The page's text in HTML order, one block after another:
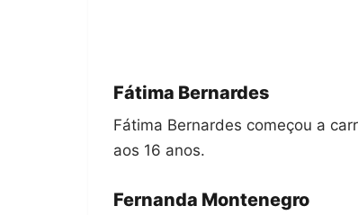
Fátima Bernardes
Fátima Bernardes começou a
aos 16 anos.
Fernanda Montenegro